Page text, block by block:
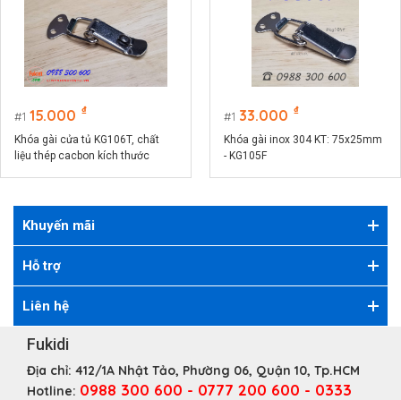
1 15.000 ₫
Khóa gài cửa tủ KG106T, chất
liệu thép cacbon kích thước
1 33.000 ₫
Khóa gài inox 304 KT: 75x25mm
- KG105F
Khuyến mãi
Hỗ trợ
Liên hệ
Fukidi
Địa chỉ: 412/1A Nhật Tảo, Phường 06, Quận 10, Tp.HCM
Hotline: 0988 300 600 - 0777 200 600 - 0333